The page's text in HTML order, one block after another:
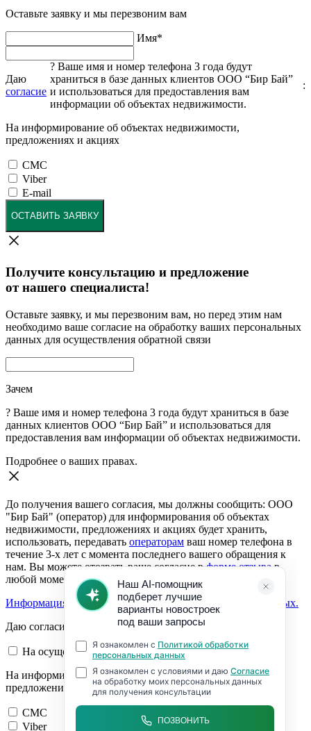
Оставьте заявку и мы перезвоним вам
Имя*
Даю
согласие
? Ваше имя и номер телефона 3 года будут
храниться в базе данных клиентов ООО “Бир Бай”
и использоваться для предоставления вам
информации об объектах недвижимости.
:
На информирование об объектах недвижимости,
предложениях и акциях
СМС
Viber
E-mail
ОСТАВИТЬ ЗАЯВКУ
Получите консультацию и предложение
от нашего специалиста!
Оставьте заявку, и мы перезвоним вам, но перед этим нам
необходимо ваше согласие на обработку ваших персональных
данных для осуществления обратной связи
Зачем
? Ваше имя и номер телефона 3 года будут храниться в базе
данных клиентов ООО “Бир Бай” и использоваться для
предоставления вам информации об объектах недвижимости.
Подробнее о ваших правах.
До получения вашего согласия, мы должны сообщить: ООО
"Бир Бай" (оператор) для информирования об объектах
недвижимости, предложениях и акциях будет хранить,
использовать, передавать операторам ваш номер телефона в
течение 3-х лет с момента последнего вашего обращения к
нам. Вы можете отозвать ваше согласие вформе отзывав
любой момент.
Информация о согласии на обработку персональных данных.
Даю согласие:
На осуществление обратной связи
На информирование об объектах недвижимости,
предложениях и акциях
СМС
Viber